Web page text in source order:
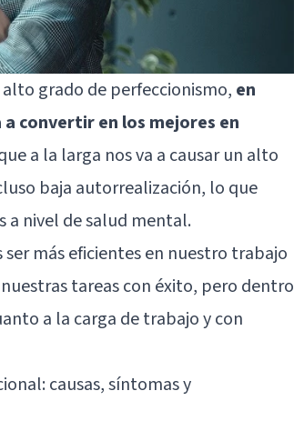
grado de perfeccionismo, en
convertir en los mejores en
a la larga nos va a causar un alto
baja autorrealización, lo que
a nivel de salud mental.
más eficientes en nuestro trabajo
tareas con éxito, pero dentro
a la carga de trabajo y con
causas, síntomas y